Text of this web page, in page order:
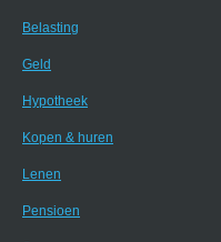
Belasting
Geld
Hypotheek
Kopen & huren
Lenen
Pensioen